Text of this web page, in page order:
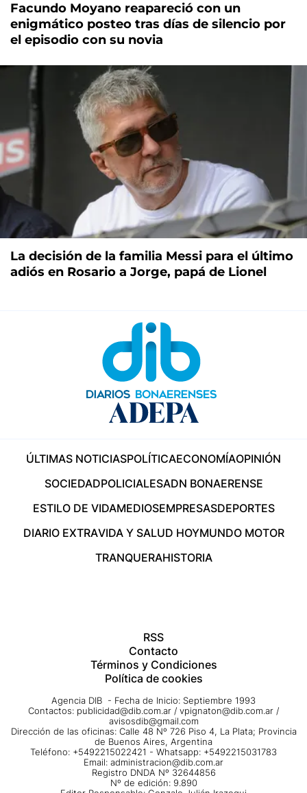
Facundo Moyano reapareció con un
enigmático posteo tras días de silencio por
el episodio con su novia
La decisión de la familia Messi para el último
adiós en Rosario a Jorge, papá de Lionel
ÚLTIMAS NOTICIASPOLÍTICAECONOMÍAOPINIÓN
SOCIEDADPOLICIALESADN BONAERENSE
ESTILO DE VIDAMEDIOSEMPRESASDEPORTES
DIARIO EXTRAVIDA Y SALUD HOYMUNDO MOTOR
TRANQUERAHISTORIA
RSS
Contacto
Términos y Condiciones
Política de cookies
Agencia DIB - Fecha de Inicio: Septiembre 1993
Contactos: publicidad@dib.com.ar / vpignaton@dib.com.ar /
avisosdib@gmail.com
Dirección de las oficinas: Calle 48 Nº 726 Piso 4, La Plata; Provincia
de Buenos Aires, Argentina
Teléfono: +5492215022421 - Whatsapp: +5492215031783
Email: administracion@dib.com.ar
Registro DNDA Nº 32644856
Nº de edición: 9.890